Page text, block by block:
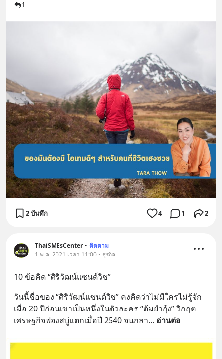
1
2 บันทึก 4 1 2
ThaiSMEsCenter • ติดตาม
1 พ.ค. 2021 เวลา 11:00 • ธุรกิจ
10 ข้อคิด “ศิริวัฒน์แซนด์วิช”
วันนี้ชื่อของ “ศิริวัฒน์แซนด์วิช” คงคิดว่าไม่มีใครไม่รู้จัก
เมื่อ 20 ปีก่อนเขาเป็นหนึ่งในตัวละคร “ต้มยำกุ้ง” วิกฤต
เศรษฐกิจฟองสบู่แตกเมื่อปี 2540 จนกลา... อ่านต่อ